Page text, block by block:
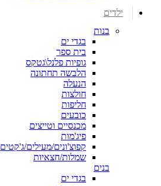
ילדים
בנות
בגדי ים
בית ספר
גופיות פלנל\גטקס
הלבשה תחתונה
הנעלה
חולצות
חליפות
כובעים
מכנסיים וטייצים
פיג'מות
קפוצ'ונים/מעילים/ג'קטים
שמלות/חצאיות
בנים
בגדי ים